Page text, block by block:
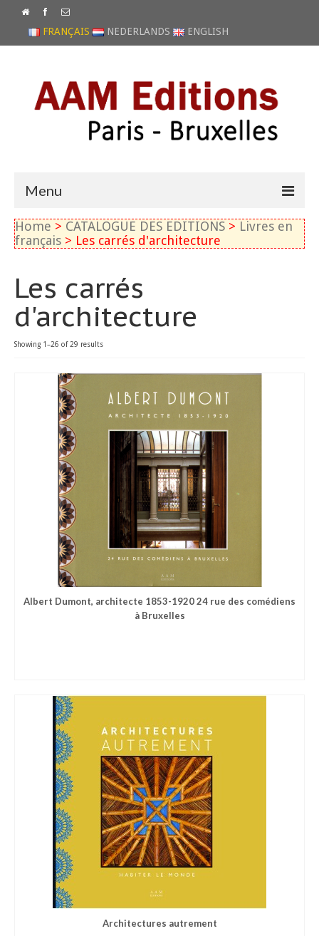
FRANÇAIS NEDERLANDS ENGLISH
Menu
ACCUEIL
CATALOGUE
ARCHIVES
HISTORIQUE
INFORMATIONS
Home > CATALOGUE DES EDITIONS > Livres en
français > Les carrés d'architecture
Les carrés
d'architecture
Showing 1–26 of 29 results
Albert Dumont, architecte 1853-1920 24 rue des comédiens
à Bruxelles
Architectures autrement